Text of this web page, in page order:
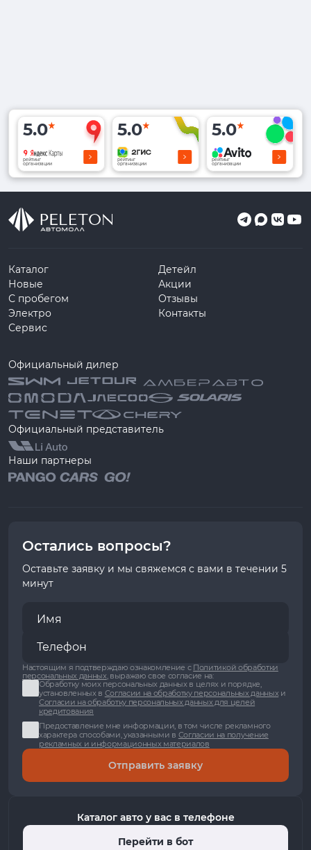
5.0
рейтинг
организации
5.0
рейтинг
организации
5.0
рейтинг
организации
Каталог
Новые
С пробегом
Электро
Сервис
Детейл
Акции
Отзывы
Контакты
Официальный дилер
Официальный представитель
Наши партнеры
Остались вопросы?
Оставьте заявку и мы свяжемся с вами в течении 5
минут
Настоящим я подтверждаю ознакомление с Политикой обработки
персональных данных, выражаю свое согласие на:
Обработку моих персональных данных в целях и порядке,
установленных в Согласии на обработку персональных данныхи
Согласии на обработку персональных данных для целей
кредитования
Предоставление мне информации, в том числе рекламного
характера способами, указанными в Согласии на получение
рекламных и информационных материалов
Отправить заявку
Каталог авто у вас в телефоне
Перейти в бот